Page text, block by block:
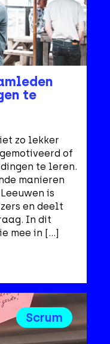
te
zo lekker
of
te leren.
manieren
is
en deelt
In dit
mee in […]
Scrum